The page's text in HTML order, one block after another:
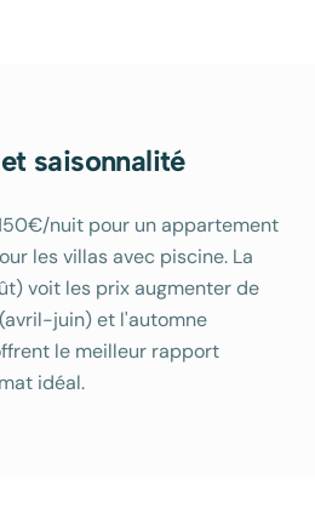
saisonnalité
nuit pour un appartement
les villas avec piscine. La
voit les prix augmenter de
juin) et l'automne
le meilleur rapport
idéal.